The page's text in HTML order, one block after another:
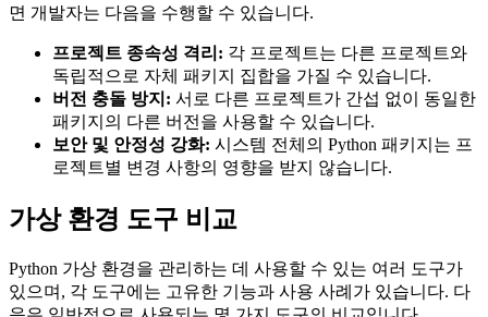
면 개발자는 다음을 수행할 수 있습니다.
프로젝트 종속성 격리: 각 프로젝트는 다른 프로젝트와
독립적으로 자체 패키지 집합을 가질 수 있습니다.
버전 충돌 방지: 서로 다른 프로젝트가 간섭 없이 동일한
패키지의 다른 버전을 사용할 수 있습니다.
보안 및 안정성 강화: 시스템 전체의 Python 패키지는 프
로젝트별 변경 사항의 영향을 받지 않습니다.
가상 환경 도구 비교
Python 가상 환경을 관리하는 데 사용할 수 있는 여러 도구가
있으며, 각 도구에는 고유한 기능과 사용 사례가 있습니다. 다